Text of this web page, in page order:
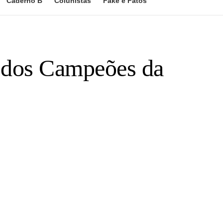
Campeões da